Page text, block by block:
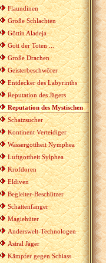
Flaundinen
Große Schlachten
Göttin Aladeja
Gott der Toten ...
Große Drachen
Geisterbeschwörer
Entdecker des Labyrinths
Reputation des Jägers
Reputation des Mystischen
Schatzsucher
Kontinent Verteidiger
Wassergottheit Nymphea
Luftgottheit Sylphea
Krofdoren
Eldiven
Begleiter-Beschützer
Schattenfänger
Magiehüter
Anderswelt-Technologen
Astral Jäger
Kämpfer gegen Schiass